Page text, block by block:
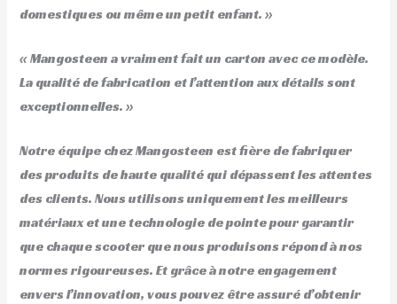
domestiques ou même un petit enfant. »
« Mangosteen a vraiment fait un carton avec ce modèle.
La qualité de fabrication et l’attention aux détails sont
exceptionnelles. »
Notre équipe chez Mangosteen est fière de fabriquer
des produits de haute qualité qui dépassent les attentes
des clients. Nous utilisons uniquement les meilleurs
matériaux et une technologie de pointe pour garantir
que chaque scooter que nous produisons répond à nos
normes rigoureuses. Et grâce à notre engagement
envers l’innovation, vous pouvez être assuré d’obtenir